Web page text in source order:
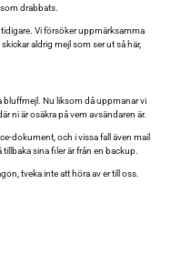
drabbats.
Vi försöker uppmärksamma
aldrig mejl som ser ut så här,
bluffmejl. Nu liksom då uppmanar vi
ni är osäkra på vem avsändaren är.
dokument, och i vissa fall även mail
sina filer är från en backup.
tveka inte att höra av er till oss.